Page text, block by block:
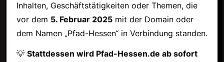
Inhalten, Geschäftstätigkeiten oder Themen, die
vor dem 5. Februar 2025mit der Domain oder
dem Namen „Pfad-Hessen“ in Verbindung standen.
💡 Stattdessen wird Pfad-Hessen.de ab sofort